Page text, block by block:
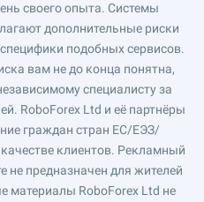
своего опыта. Системы
дополнительные риски
подобных сервисов.
вам не до конца понятна,
специалисту за
RoboForex Ltd и её партнёры
граждан стран ЕС/ЕЭЗ/
клиентов. Рекламный
не предназначен для жителей
материалы RoboForex Ltd не